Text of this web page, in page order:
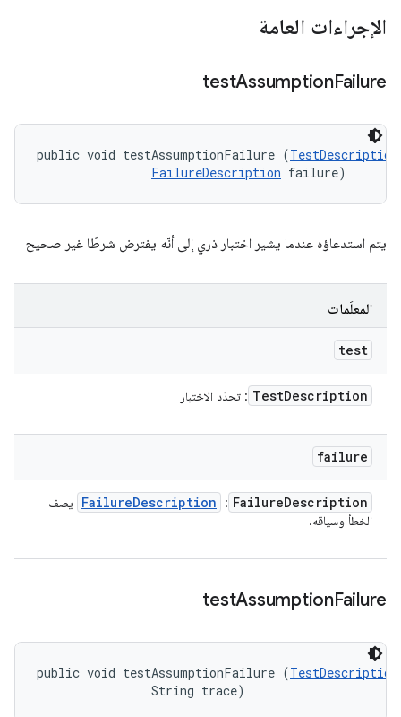
الإجراءات العامة
testAssumptionFailure
public void testAssumptionFailure (TestDescription
FailureDescription failure)
يتم استدعاؤه عندما يشير اختبار ذري إلى أنّه يفترض شرطًا غير صحيح
المعلَمات
test
TestDescription : تحدّد الاختبار
failure
FailureDescription
:
FailureDescription
يصف
الخطأ وسياقه.
testAssumptionFailure
public void testAssumptionFailure (TestDescription
                String trace)